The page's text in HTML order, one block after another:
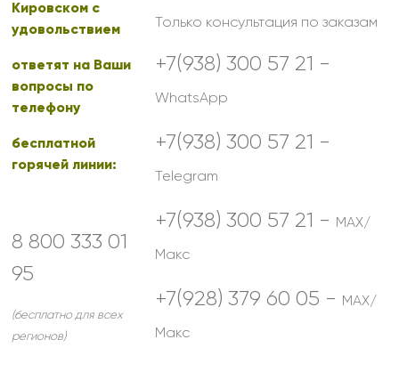
Кировском с
удовольствием
ответят на Ваши
вопросы по
телефону
бесплатной
горячей линии:
8 800 333 01
95
(бесплатно для всех
регионов)
Только консультация по заказам
+7(938) 300 57 21 -
WhatsApp
+7(938) 300 57 21 -
Telegram
+7(938) 300 57 21 - MAX/
Макс
+7(928) 379 60 05 - MAX/
Макс